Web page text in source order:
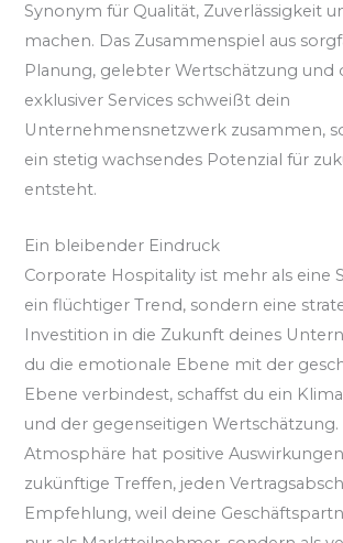
Synonym für Qualität, Zuverlässigkeit
machen. Das Zusammenspiel aus
Planung, gelebter Wertschätzung
exklusiver Services schweißt dein
Unternehmensnetzwerk zusammen,
ein stetig wachsendes Potenzial für
entsteht.
Ein bleibender Eindruck
Corporate Hospitality ist mehr als eine
ein flüchtiger Trend, sondern eine
Investition in die Zukunft deines
du die emotionale Ebene mit der
Ebene verbindest, schaffst du ein
und der gegenseitigen Wertschätzung.
Atmosphäre hat positive
zukünftige Treffen, jeden
Empfehlung, weil deine